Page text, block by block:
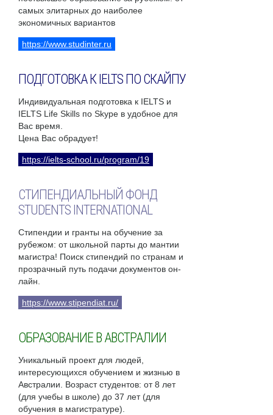
самых элитарных до наиболее
экономичных вариантов
https://www.studinter.ru
ПОДГОТОВКА К IELTS ПО СКАЙПУ
Индивидуальная подготовка к IELTS и
IELTS Life Skills по Skype в удобное для
Вас время.
Цена Вас обрадует!
https://ielts-school.ru/program/19
СТИПЕНДИАЛЬНЫЙ ФОНД
STUDENTS INTERNATIONAL
Стипендии и гранты на обучение за
рубежом: от школьной парты до мантии
магистра! Поиск стипендий по странам и
прозрачный путь подачи документов он-
лайн.
https://www.stipendiat.ru/
ОБРАЗОВАНИЕ В АВСТРАЛИИ
Уникальный проект для людей,
интересующихся обучением и жизнью в
Австралии. Возраст студентов: от 8 лет
(для учебы в школе) до 37 лет (для
обучения в магистратуре).